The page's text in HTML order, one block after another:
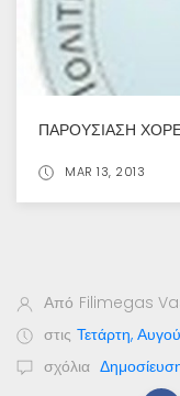
MAR 13, 2013
Από Filimegas
στις Τετάρτη,
σχόλια